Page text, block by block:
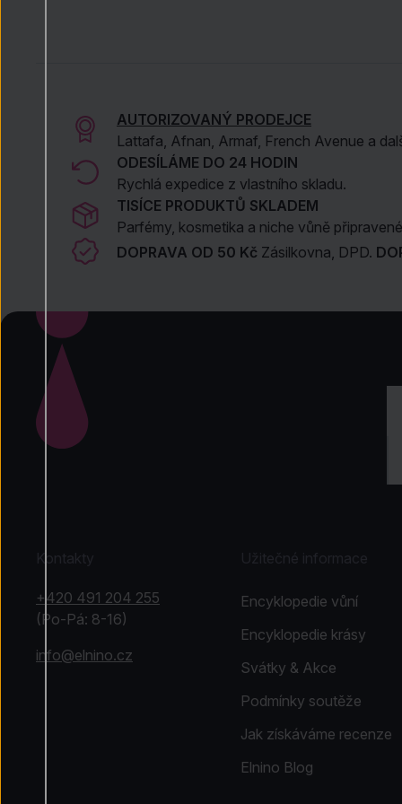
AUTORIZOVANÝ PRODEJCE
Lattafa, Afnan, Armaf, French Avenue a
ODESÍLÁME DO 24 HODIN
Rychlá expedice z vlastního skladu.
TISÍCE PRODUKTŮ SKLADEM
Parfémy, kosmetika a niche vůně
DOPRAVA OD 50 Kč Zásilkovna, DPD.
Kontakty
+420 491 204 255
(Po-Pá: 8-16)
info@elnino.cz
Užitečné informace
Encyklopedie vůní
Encyklopedie krásy
Svátky & Akce
Podmínky soutěže
Jak získáváme recenze
Elnino Blog